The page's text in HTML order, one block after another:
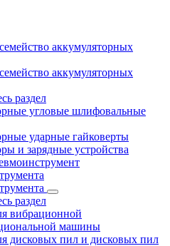
аккумуляторных
аккумуляторных
раздел
угловые шлифовальные
ударные гайковерты
и зарядные устройства
раздел
вибрационной
машины
дисковых пил и дисковых пил